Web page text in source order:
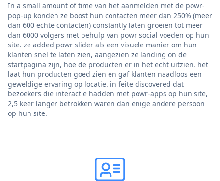
In a small amount of time van het aanmelden met de powr-
pop-up konden ze boost hun contacten meer dan 250% (meer
dan 600 echte contacten) constantly laten groeien tot meer
dan 6000 volgers met behulp van powr social voeden op hun
site. ze added powr slider als een visuele manier om hun
klanten snel te laten zien, aangezien ze landing on de
startpagina zijn, hoe de producten er in het echt uitzien. het
laat hun producten goed zien en gaf klanten naadloos een
geweldige ervaring op locatie. in feite discovered dat
bezoekers die interactie hadden met powr-apps op hun site,
2,5 keer langer betrokken waren dan enige andere persoon
op hun site.